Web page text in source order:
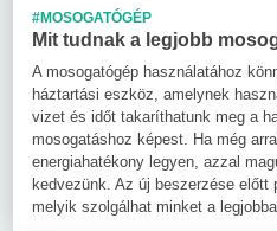
#MOSOGATÓGÉP
Mit tudnak a legjobb
A mosogatógép használatához
háztartási eszköz, amelynek
vizet és időt takaríthatunk meg a
mosogatáshoz képest. Ha még
energiahatékony legyen, azzal
kedvezünk. Az új beszerzése előtt
melyik szolgálhat minket a